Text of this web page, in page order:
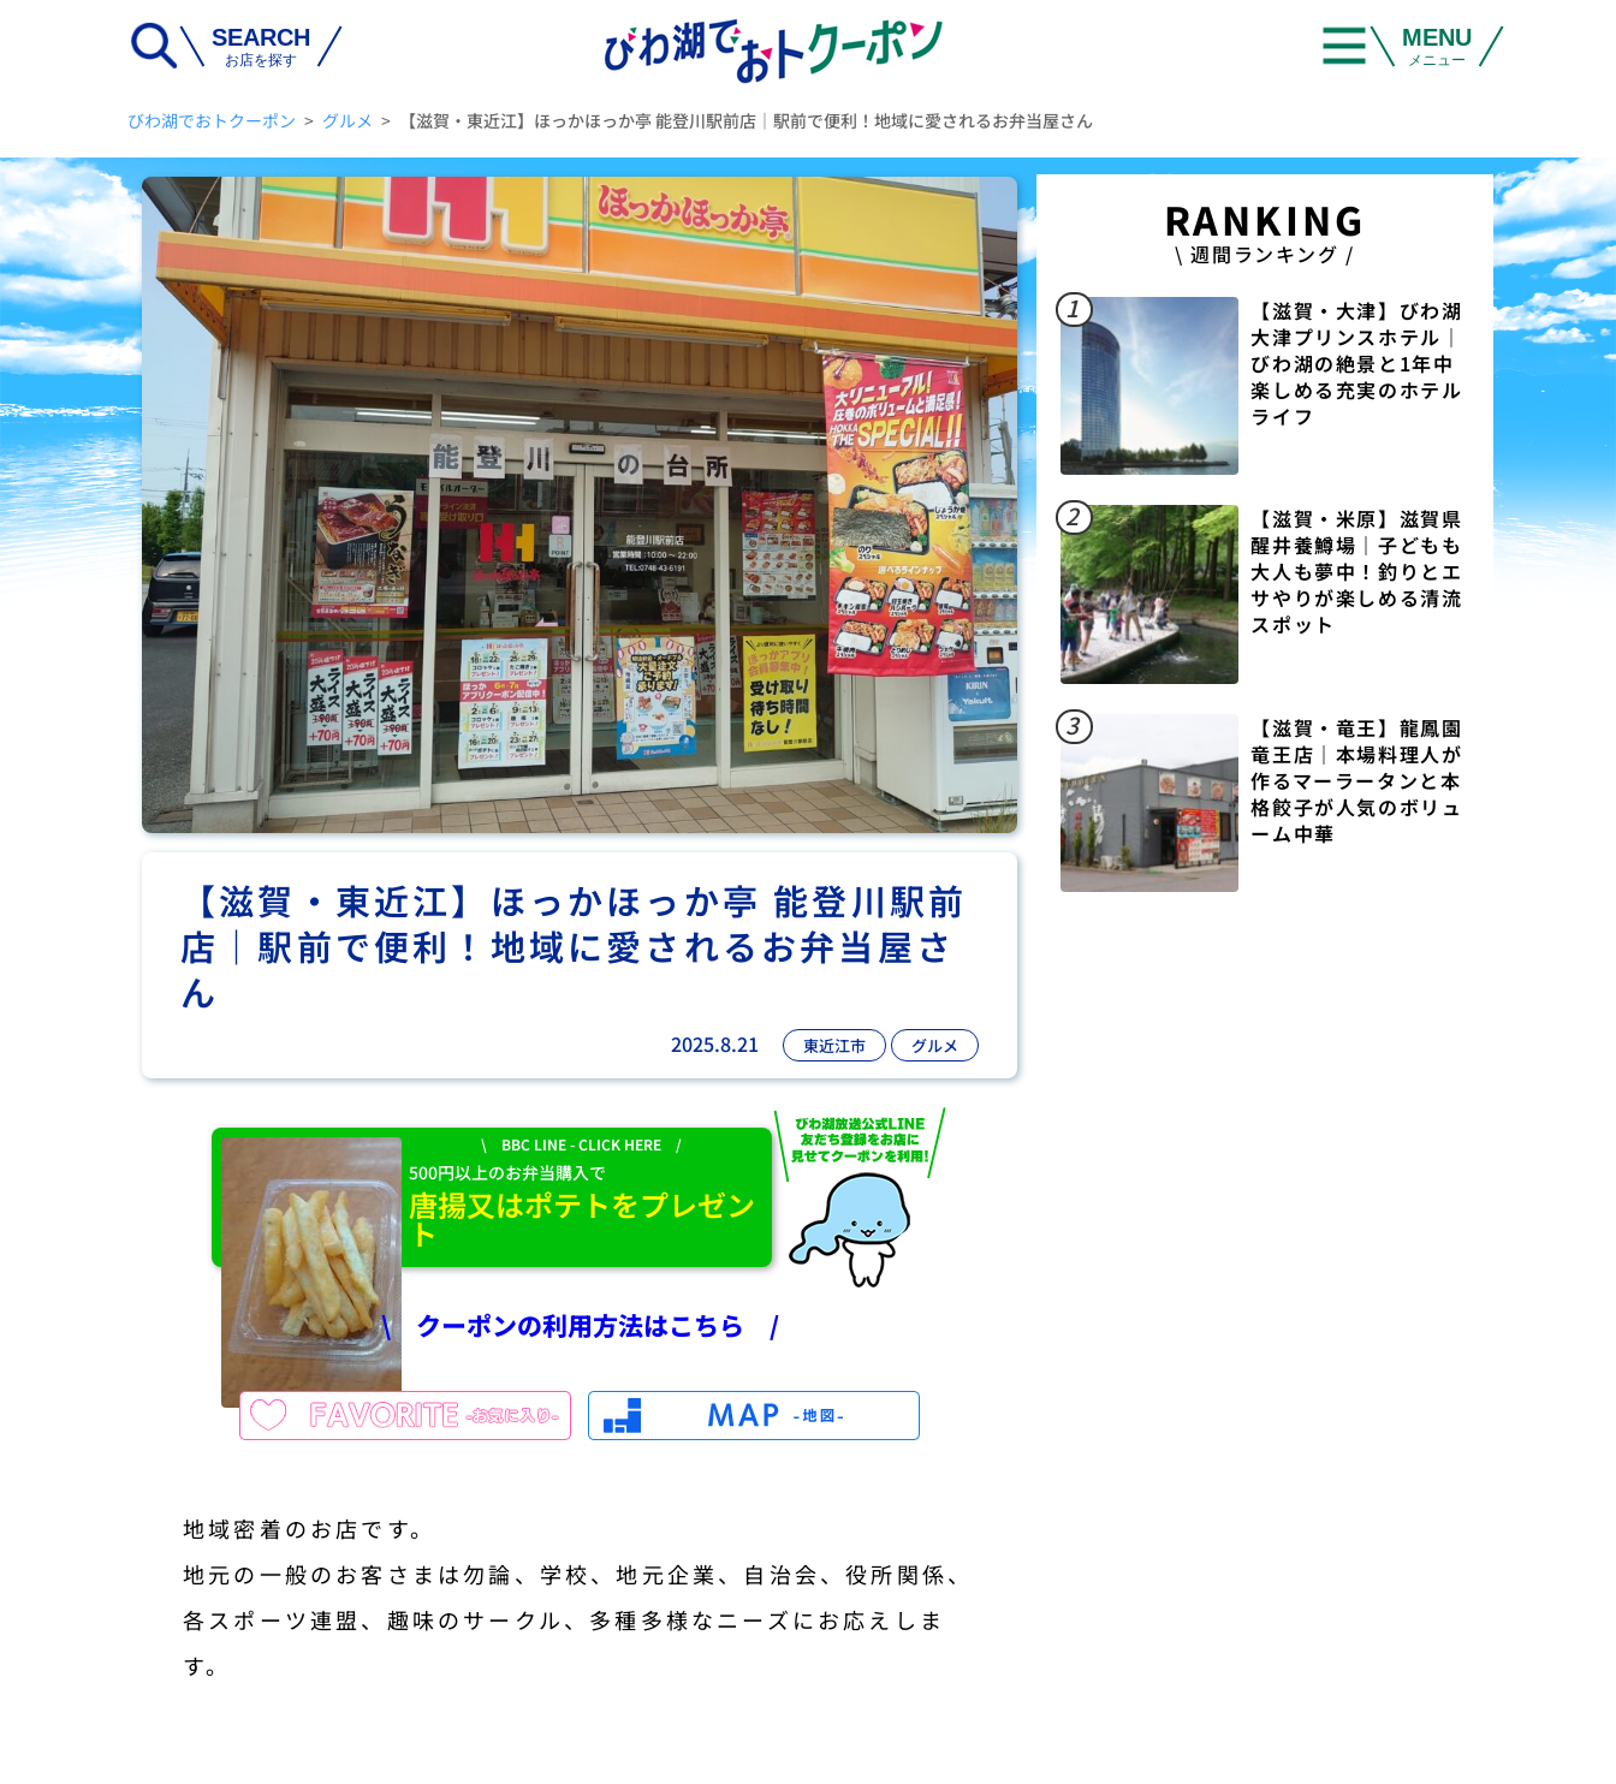
SEARCH
お店を探す
MENU
メニュー
びわ湖でおトクーポン > グルメ > 【滋賀・東近江】ほっかほっか亭 能登川駅前店｜駅前で便利！地域に愛されるお弁当屋さん
【滋賀・東近江】ほっかほっか亭 能登川駅前
店｜駅前で便利！地域に愛されるお弁当屋さ
ん
2025.8.21 東近江市 グルメ
\ BBC LINE - CLICK HERE /
500円以上のお弁当購入で
唐揚又はポテトをプレゼン
ト
\ クーポンの利用方法はこちら /
地域密着のお店です。
地元の一般のお客さまは勿論、学校、地元企業、自治会、役所関係、
各スポーツ連盟、趣味のサークル、多種多様なニーズにお応えしま
す。
RANKING
\ 週間ランキング /
1
【滋賀・大津】びわ湖
大津プリンスホテル｜
びわ湖の絶景と1年中
楽しめる充実のホテル
ライフ
2
【滋賀・米原】滋賀県
醒井養鱒場｜子どもも
大人も夢中！釣りとエ
サやりが楽しめる清流
スポット
3
【滋賀・竜王】龍鳳園
竜王店｜本場料理人が
作るマーラータンと本
格餃子が人気のボリュ
ーム中華